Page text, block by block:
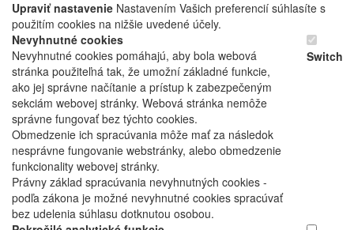
Upraviť nastavenie Nastavením Vašich preferencií súhlasíte s
použitím cookies na nižšie uvedené účely.
Nevyhnutné cookies
Nevyhnutné cookies pomáhajú, aby bola webová
stránka použiteľná tak, že umožní základné funkcie,
ako jej správne načítanie a prístup k zabezpečeným
sekciám webovej stránky. Webová stránka nemôže
správne fungovať bez týchto cookies.
Obmedzenie ich spracúvania môže mať za následok
nesprávne fungovanie webstránky, alebo obmedzenie
funkcionality webovej stránky.
Právny základ spracúvania nevyhnutných cookies -
podľa zákona je možné nevyhnutné cookies spracúvať
bez udelenia súhlasu dotknutou osobou.
Switch